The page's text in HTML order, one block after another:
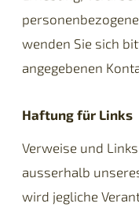
wenden Sie sich
angegebenen
Haftung für Links
Verweise und
ausserhalb
wird jegliche